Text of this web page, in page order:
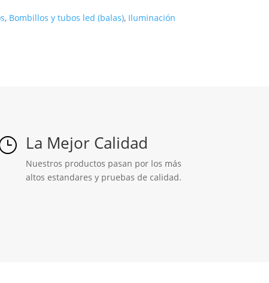
, Bombillos y tubos led (balas), Iluminación
La Mejor Calidad
Nuestros productos pasan por los más
altos estandares y pruebas de calidad.